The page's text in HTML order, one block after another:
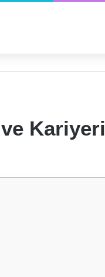
Kariyeri